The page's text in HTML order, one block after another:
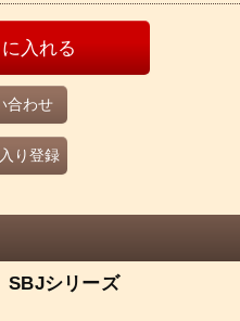
入れる
合わせ
り登録
シリーズ